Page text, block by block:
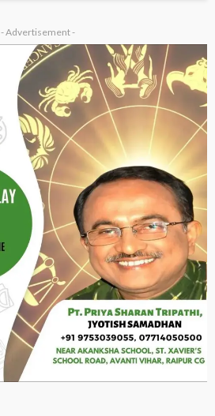
- Advertisement -